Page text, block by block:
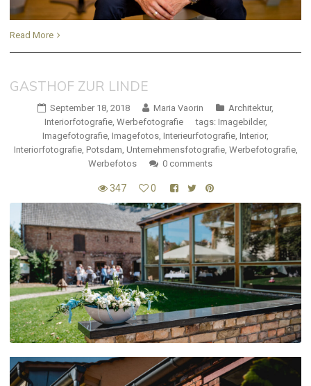
Read More
GASTHOF ZUR LINDE
September 18, 2018 Maria Vaorin Architektur,
Interiorfotografie, Werbefotografie tags: Imagebilder,
Imagefotografie, Imagefotos, Interieurfotografie, Interior,
Interiorfotografie, Potsdam, Unternehmensfotografie, Werbefotografie,
Werbefotos
0 comments
347 0